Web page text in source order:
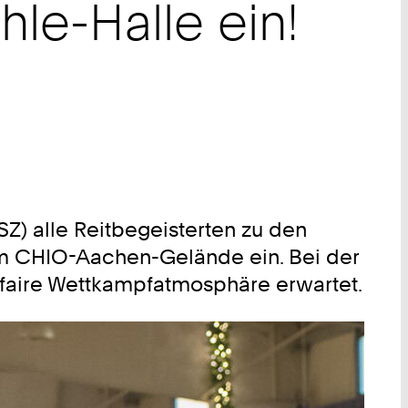
Halle ein!
alle Reitbegeisterten zu den
CHIO-Aachen-Gelände ein. Bei der
Wettkampfatmosphäre erwartet.